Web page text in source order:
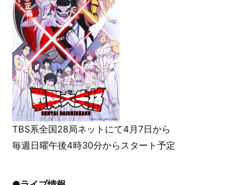
TBS系全国28局ネットにて4月7日から
毎週日曜午後4時30分からスタート予定